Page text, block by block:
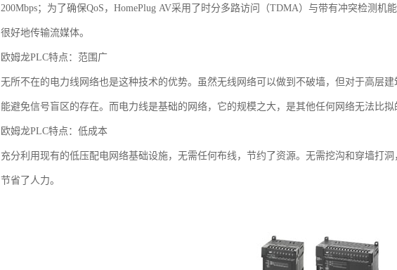
200Mbps；为了确保QoS，HomePlug AV采用了时分多路访问（TDMA）与带有冲突检测
很好地传输流媒体。
欧姆龙PLC特点：范围广
无所不在的电力线网络也是这种技术的优势。虽然无线网络可以做到不破墙，但对于高层
能避免信号盲区的存在。而电力线是基础的网络，它的规模之大，是其他任何网络无法比拟
欧姆龙PLC特点：低成本
充分利用现有的低压配电网络基础设施，无需任何布线，节约了资源。无需挖沟和穿墙打
节省了人力。